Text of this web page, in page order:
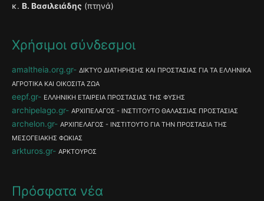
κ. Β. Βασιλειάδης (πτηνά)
Χρήσιμοι σύνδεσμοι
amaltheia.org.gr
ΔΙΚΤΥΟ ΔΙΑΤΗΡΗΣΗΣ ΚΑΙ ΠΡΟΣΤΑΣΙΑΣ ΓΙΑ ΤΑ ΕΛΛΗΝΙΚΑ
ΑΓΡΟΤΙΚΑ ΚΑΙ ΟΙΚΟΣΙΤΑ ΖΩΑ
eepf.gr ΕΛΛΗΝΙΚΗ ΕΤΑΙΡΕΙΑ ΠΡΟΣΤΑΣΙΑΣ ΤΗΣ ΦΥΣΗΣ
archipelago.gr ΑΡΧΙΠΕΛΑΓΟΣ - ΙΝΣΤΙΤΟΥΤΟ ΘΑΛΑΣΣΙΑΣ ΠΡΟΣΤΑΣΙΑΣ
archelon.gr
ΑΡΧΙΠΕΛΑΓΟΣ - ΙΝΣΤΙΤΟΥΤΟ ΓΙΑ ΤΗΝ ΠΡΟΣΤΑΣΙΑ ΤΗΣ
ΜΕΣΟΓΕΙΑΚΗΣ ΦΩΚΙΑΣ
arkturos.gr ΑΡΚΤΟΥΡΟΣ
Πρόσφατα νέα